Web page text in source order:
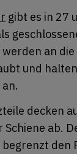
gibt es in 27
werden an
und
decken
ab.
begrenzt den